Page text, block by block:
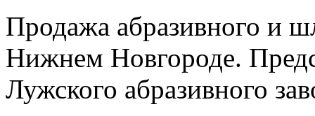
Продажа абразивного и
Нижнем Новгороде.
Лужского абразивного